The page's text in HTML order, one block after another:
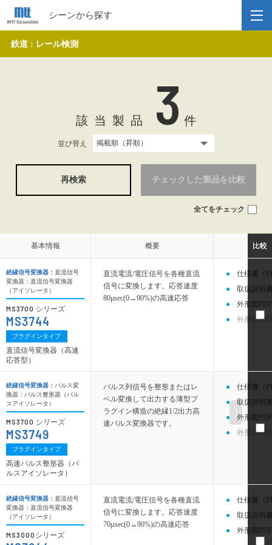
シーンから探す
鉄道 : レール検測
該当製品 3 件
並び替え
再検索 チェックした製品を比較
全てをチェック
概要
直流電流/電圧信号を各種直流
信号に変換します。応答速度
80μsec(0→90%)の高速応答
仕様書（
取扱説明
外形図
外形図
パルス列信号を整形またはレ
ベル変換して出力する薄型プ
ラグイン構造の絶縁1/2出力高
速パルス変換器です。
仕様書（
取扱説明
外形図
外形図
直流電流/電圧信号を各種直流
信号に変換します。応答速度
70µsec(0→90%)の高速応答
仕様書（
取扱説明
外形図
概要
基本情報
絶縁信号変換器： 直流信号
変換器：直流信号変換器
（アイソレータ）
MS3700 シリーズ
MS3744
プラグインタイプ
直流信号変換器（高速
応答型）
絶縁信号変換器： パルス変
換器：パルス整形器（パル
スアイソレータ）
MS3700 シリーズ
MS3749
プラグインタイプ
高速パルス整形器（パ
ルスアイソレータ）
絶縁信号変換器： 直流信号
変換器：直流信号変換器
（アイソレータ）
MS3000 シリーズ
基本情報 比較
比較